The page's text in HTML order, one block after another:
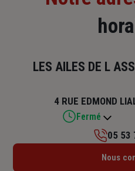
LES AILES DE L
4 RUE EDMOND
Fermé
Lundi : Fermé
05 53
Nous